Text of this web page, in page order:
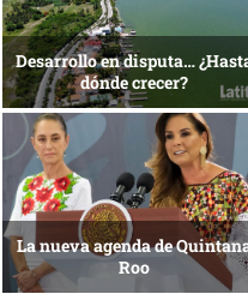
1 al 28 de agosto •
Fundación Isleña
Reconocimiento de viajeros